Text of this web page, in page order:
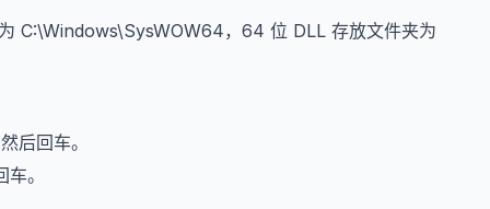
C:\Windows\SysWOW64，64 位 DLL 存放文件夹为
后回车。
。